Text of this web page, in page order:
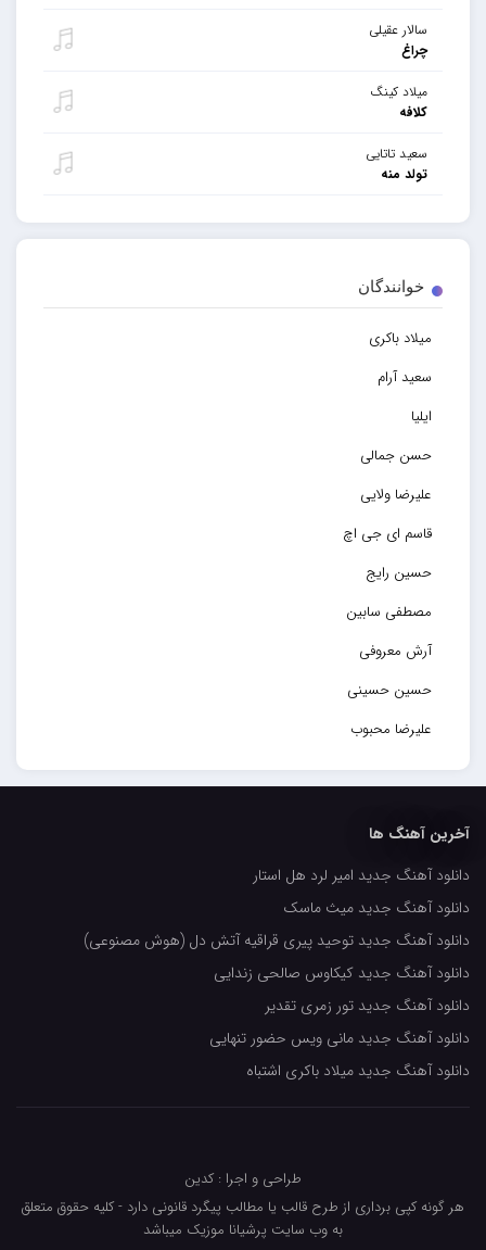
سالار عقیلی
چراغ
میلاد کینگ
کلافه
سعید تاتایی
تولد منه
خوانندگان
میلاد باکری
سعید آرام
ایلیا
حسن جمالی
علیرضا ولایی
قاسم ای جی اچ
حسین رایج
مصطفی سابین
آرش معروفی
حسین حسینی
علیرضا محبوب
حسین حصارکی
کاپیتان
مجید رضوی
رضا مرانلو
امیر عرفانی
رضا صادقی
سعید شمس
مهرزاد اسفندیاری
آخرین آهنگ ها
دانلود آهنگ جدید امیر لرد هل استار
دانلود آهنگ جدید میث ماسک
دانلود آهنگ جدید توحید پیری قراقیه آتش دل (هوش مصنوعی)
دانلود آهنگ جدید کیکاوس صالحی زندایی
دانلود آهنگ جدید تور زمری تقدیر
دانلود آهنگ جدید مانی ویس حضور تنهایی
دانلود آهنگ جدید میلاد باکری اشتباه
طراحی و اجرا : کدین
هر گونه کپی برداری از طرح قالب یا مطالب پیگرد قانونی دارد - کلیه حقوق متعلق
به وب سایت پرشیانا موزیک میباشد